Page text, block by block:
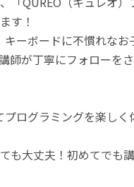
す！
ーボードに不慣れなお
師が丁寧にフォローを
ログラミングを楽しく
も大丈夫！初めてでも